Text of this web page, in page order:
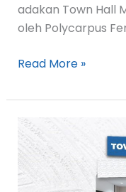
adakan Town Hall
oleh Polycarpus
Read More »
Fokuskan
Tujuan
Bersama,
BPR